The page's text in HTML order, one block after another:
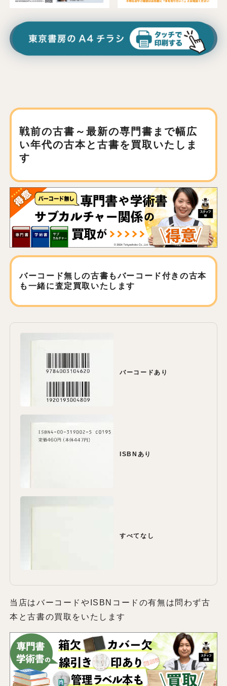
戦前の古書～最新の専門書まで幅広
い年代の古本と古書を買取いたしま
す
バーコード無しの古書もバーコード付きの古本
も 一緒に査定買取いたします
バーコードあり
ISBNあり
すべてなし
当店はバーコードやISBNコードの有無は問わず古
本と古書の買取をいたします